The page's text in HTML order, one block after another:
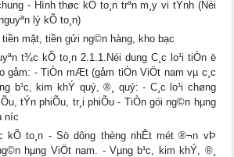
- Hình thøc kÕ to¸n trªn m¸y vi tÝnh (Néi
lý kÕ to¸n)
mặt, tiền gửi ng©n hàng, kho bạc
t¾c kÕ to¸n 2.1.1.Néi dung C¸c lo¹i tiÒn ë
gåm: - TiÒn mÆt (gåm tiÒn ViÖt nam vµ c¸c
b¹c, kim khÝ quý, ®¸ quý: - C¸c lo¹i chøng
tÝn phiÕu, tr¸i phiÕu - TiÒn göi ng©n hµng
n­íc
kÕ to¸n - Sö dông thèng nhÊt mét ®¬n vÞ
hµng ViÖt nam. - Vµng b¹c, kim khÝ, ®¸